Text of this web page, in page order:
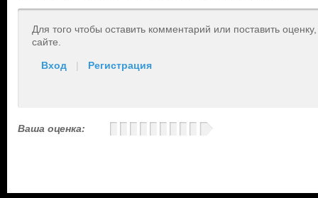
Для того чтобы оставить комментарий или поставить
сайте.
Вход | Регистрация
Ваша оценка: